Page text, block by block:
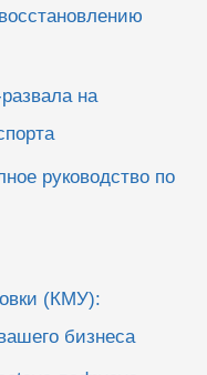
на
руководство по
(КМУ):
бизнеса